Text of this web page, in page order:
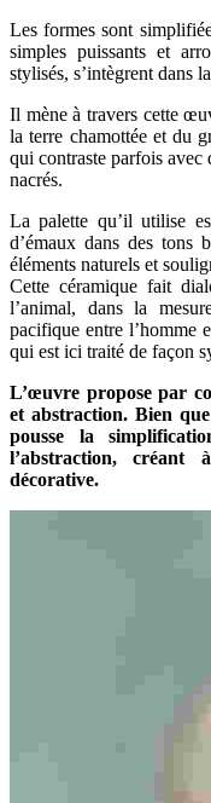
Les formes sont
simples puissants et
stylisés, s’intègrent dans
Il mène à travers cette
la terre chamottée et du
qui contraste parfois avec
nacrés.
La palette qu’il utilise
d’émaux dans des tons
éléments naturels et
Cette céramique fait
l’animal, dans la
pacifique entre l’homme
qui est ici traité de façon
L’œuvre propose par
et abstraction. Bien
pousse la
l’abstraction,
décorative.